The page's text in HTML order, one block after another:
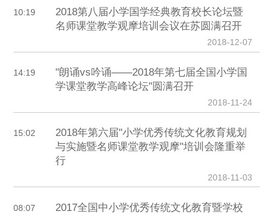
10:19
2018第八届小学国学经典教育校长论坛暨
名师课堂教学观摩培训会议在苏圆满召开
2018-12-07
14:19
"朗诵vs吟诵——2018年第七届全国小学国
学课堂教学高峰论坛"圆满召开
2018-11-24
15:02
2018年第六届"小学优秀传统文化教育规划
与实施暨名师课堂教学观摩"培训会隆重举
行
2018-11-03
08:07
2017全国中小学优秀传统文化教育暨学校